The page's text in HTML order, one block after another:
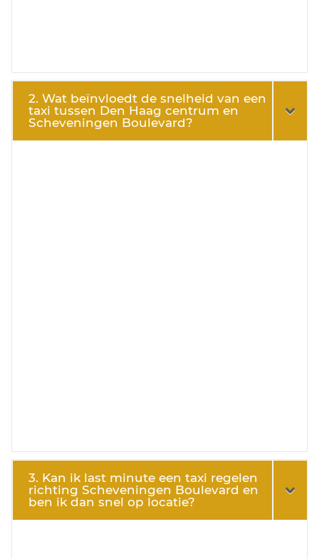
2. Wat beïnvloedt de snelheid van een
taxi tussen Den Haag centrum en
Scheveningen Boulevard?
3. Kan ik last minute een taxi regelen
richting Scheveningen Boulevard en
ben ik dan snel op locatie?